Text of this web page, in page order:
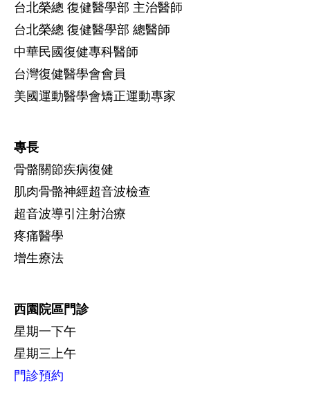
台北榮總 復健醫學部 主治醫師
台北榮總 復健醫學部 總醫師
中華民國復健專科醫師
台灣復健醫學會會員
美國運動醫學會矯正運動專家
專長
骨骼關節疾病復健
肌肉骨骼神經超音波檢查
超音波導引注射治療
疼痛醫學
增生療法
西園院區門診
星期一下午
星期三上午
門診預約